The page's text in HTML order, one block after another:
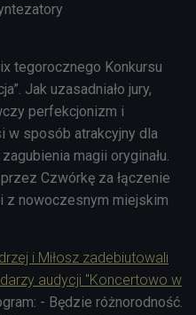
tegorocznego Konkursu
Jak uzasadniało jury,
perfekcjonizm i
w sposób atrakcyjny dla
magii oryginału.
Czwórkę za łączenie
z nowoczesnym miejskim
i Miłosz zadebiutowali
audycji "Koncertowo w
- Będzie różnorodność.